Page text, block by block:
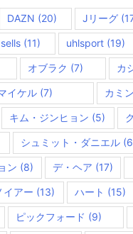
DAZN (20) Jリーグ
sells(11) uhlsport(19)
オブラク (7) カ
イケル (7) カミ
キム・ジンヒョン (5)
シュミット・ダニエル
ン (8) デ・ヘア (17)
イアー (13) ハート (15)
ピックフォード (9)